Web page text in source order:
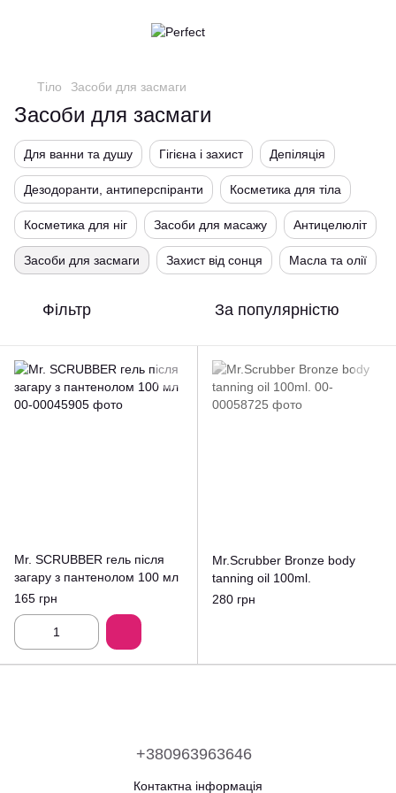
Тіло Засоби для засмаги
Засоби для засмаги
Для ванни та душу Гігієна і захист Депіляція
Дезодоранти, антиперспіранти Косметика для тіла
Косметика для ніг Засоби для масажу Антицелюліт
Засоби для засмаги Захист від сонця Масла та олії
Фільтр За популярністю
Mr. SCRUBBER гель після
загару з пантенолом 100 мл
165 грн
Mr.Scrubber Bronze body
tanning oil 100ml.
280 грн
+380963963646
Контактна інформація